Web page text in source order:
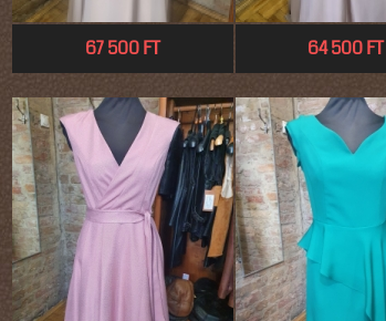
67 500 FT 64 500 FT